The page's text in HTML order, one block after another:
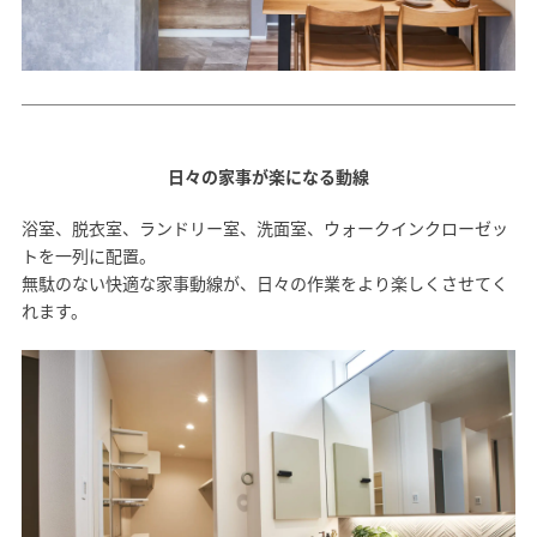
日々の家事が楽になる動線
浴室、脱衣室、ランドリー室、洗面室、ウォークインクローゼッ
トを一列に配置。
無駄のない快適な家事動線が、日々の作業をより楽しくさせてく
れます。